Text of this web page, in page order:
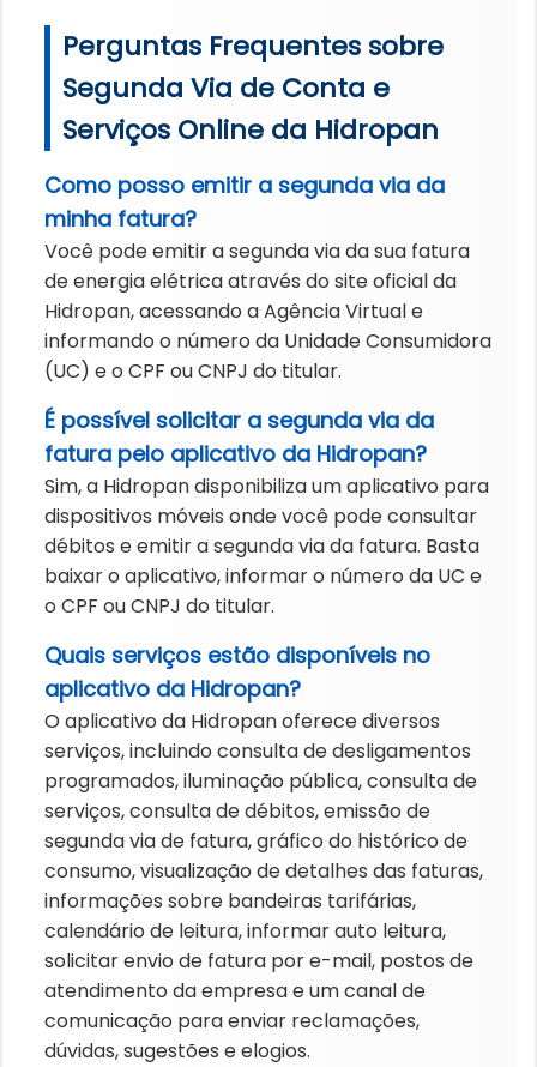
Perguntas Frequentes sobre
Segunda Via de Conta e
Serviços Online da Hidropan
Como posso emitir a segunda via da
minha fatura?
Você pode emitir a segunda via da sua fatura
de energia elétrica através do site oficial da
Hidropan, acessando a Agência Virtual e
informando o número da Unidade Consumidora
(UC) e o CPF ou CNPJ do titular.
É possível solicitar a segunda via da
fatura pelo aplicativo da Hidropan?
Sim, a Hidropan disponibiliza um aplicativo para
dispositivos móveis onde você pode consultar
débitos e emitir a segunda via da fatura. Basta
baixar o aplicativo, informar o número da UC e
o CPF ou CNPJ do titular.
Quais serviços estão disponíveis no
aplicativo da Hidropan?
O aplicativo da Hidropan oferece diversos
serviços, incluindo consulta de desligamentos
programados, iluminação pública, consulta de
serviços, consulta de débitos, emissão de
segunda via de fatura, gráfico do histórico de
consumo, visualização de detalhes das faturas,
informações sobre bandeiras tarifárias,
calendário de leitura, informar auto leitura,
solicitar envio de fatura por e-mail, postos de
atendimento da empresa e um canal de
comunicação para enviar reclamações,
dúvidas, sugestões e elogios.